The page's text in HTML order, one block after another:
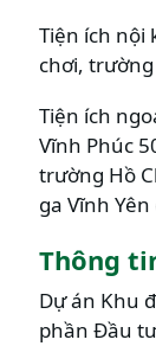
Tiện ích nội
chơi,
Tiện ích
Vĩnh Phúc
trường Hồ
ga Vĩnh
Thông
Dự án Khu
phần Đầu